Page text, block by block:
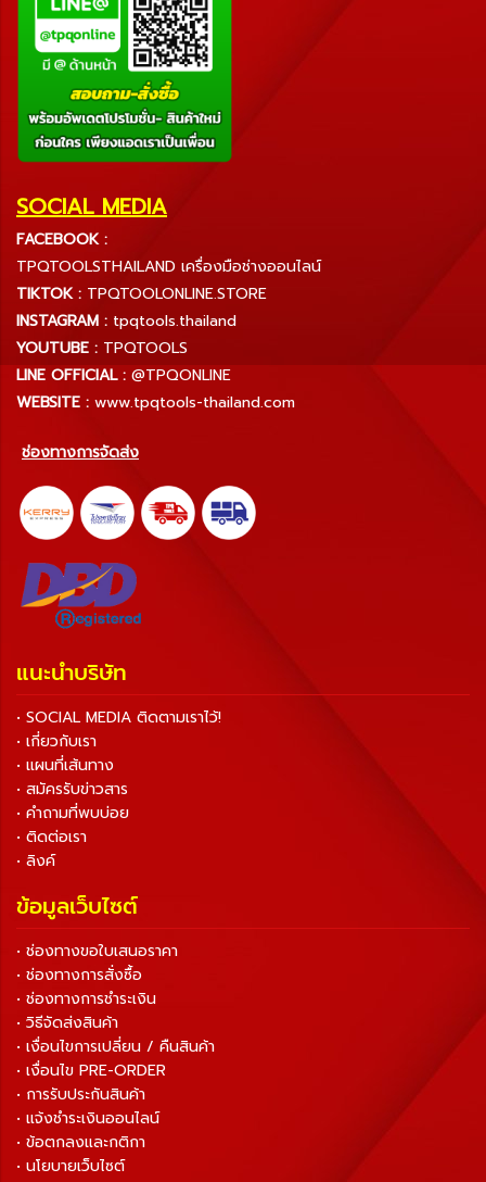
SOCIAL MEDIA
FACEBOOK :
TPQTOOLSTHAILAND เครื่องมือช่างออนไลน์
TIKTOK : TPQTOOLONLINE.STORE
INSTAGRAM : tpqtools.thailand
YOUTUBE : TPQTOOLS
LINE OFFICIAL : @TPQONLINE
WEBSITE : www.tpqtools-thailand.com
ช่องทางการจัดส่ง
แนะนำบริษัท
• SOCIAL MEDIA ติดตามเราไว้!
• เกี่ยวกับเรา
• แผนที่เส้นทาง
• สมัครรับข่าวสาร
• คำถามที่พบบ่อย
• ติดต่อเรา
• ลิงค์
ข้อมูลเว็บไซต์
• ช่องทางขอใบเสนอราคา
• ช่องทางการสั่งซื้อ
• ช่องทางการชำระเงิน
• วิธีจัดส่งสินค้า
• เงื่อนไขการเปลี่ยน / คืนสินค้า
• เงื่อนไข PRE-ORDER
• การรับประกันสินค้า
• แจ้งชำระเงินออนไลน์
• ข้อตกลงและกติกา
• นโยบายเว็บไซต์